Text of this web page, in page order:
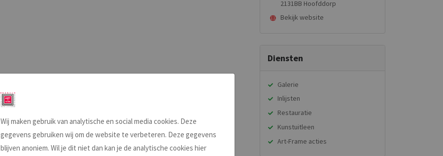
2131BB Hoofddorp
Bekijk website
Diensten
Galerie
Inlijsten
Restauratie
Kunstuitleen
Art-Frame acties
Wij maken gebruik van analytische en social media cookies. Deze
gegevens gebruiken wij om de website te verbeteren. Deze gegevens
blijven anoniem. Wil je dit niet dan kan je de analytische cookies hier